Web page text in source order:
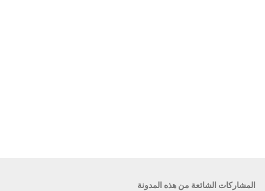
المشاركات الشائعة من هذه المدونة